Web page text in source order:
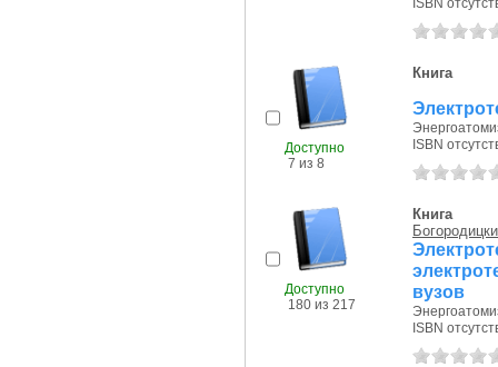
ISBN
Доступно
7 из 8
Книга
ISBN
Доступно
180 из 217
Книга
вузов
ISBN